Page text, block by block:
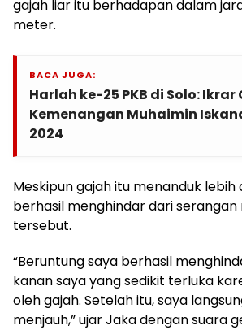
gajah liar itu berhadapan dalam
meter.
BACA JUGA:
Harlah ke-25 PKB di Solo: Ikrar
Kemenangan Muhaimin
2024
Meskipun gajah itu menanduk lebih
berhasil menghindar dari
tersebut.
“Beruntung saya berhasil
kanan saya yang sedikit terluka
oleh gajah. Setelah itu, saya
menjauh,” ujar Jaka dengan suara